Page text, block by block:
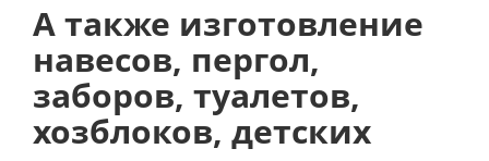
А также изготовление
навесов, пергол,
заборов, туалетов,
хозблоков, детских